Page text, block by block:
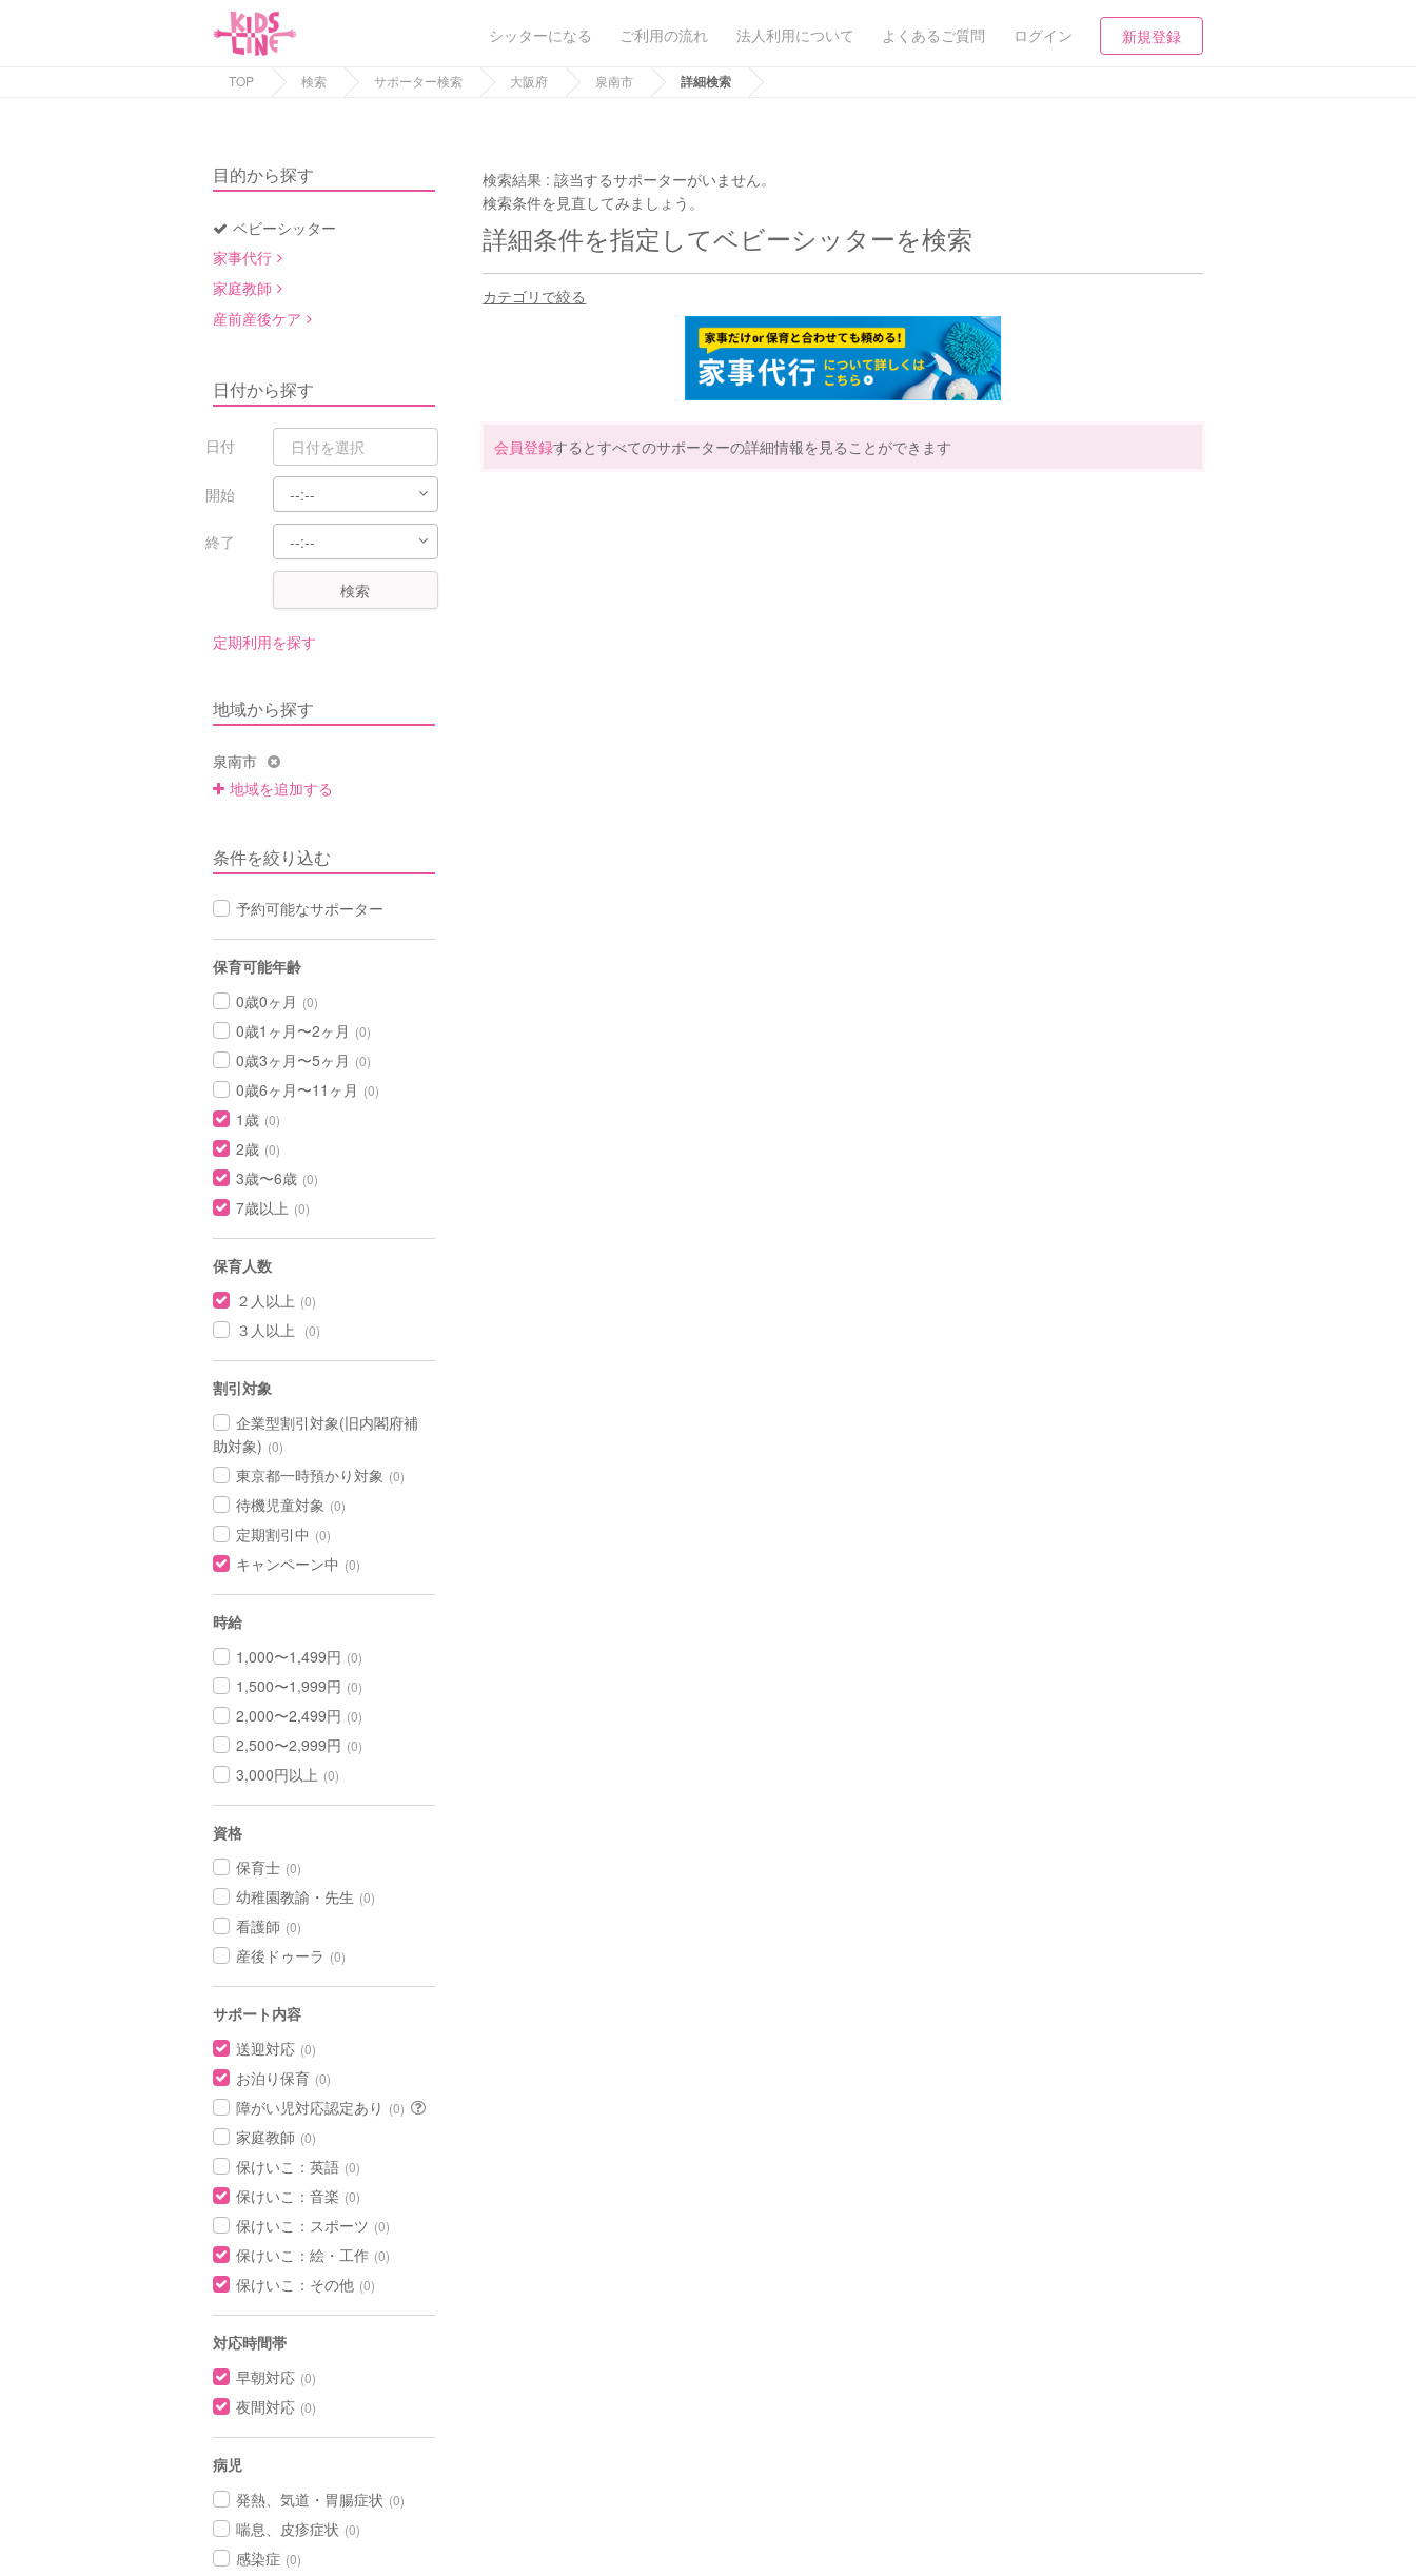
シッターになる ご利用の流れ 法人利用について よくあるご質問 ログイン 新規登録
TOP 検索 サポーター検索 大阪府 泉南市 詳細検索
目的から探す
ベビーシッター
家事代行
家庭教師
産前産後ケア
日付から探す
日付
開始
終了
検索
定期利用を探す
地域から探す
泉南市
地域を追加する
条件を絞り込む
予約可能なサポーター
保育可能年齢
0歳0ヶ月 (0)
0歳1ヶ月〜2ヶ月 (0)
0歳3ヶ月〜5ヶ月 (0)
0歳6ヶ月〜11ヶ月 (0)
1歳 (0)
2歳 (0)
3歳〜6歳 (0)
7歳以上 (0)
保育人数
２人以上 (0)
３人以上 (0)
割引対象
企業型割引対象(旧内閣府補
助対象) (0)
東京都一時預かり対象 (0)
待機児童対象 (0)
定期割引中 (0)
キャンペーン中 (0)
時給
1,000〜1,499円 (0)
1,500〜1,999円 (0)
2,000〜2,499円 (0)
2,500〜2,999円 (0)
3,000円以上 (0)
資格
保育士 (0)
幼稚園教諭・先生 (0)
看護師 (0)
産後ドゥーラ (0)
サポート内容
送迎対応 (0)
お泊り保育 (0)
障がい児対応認定あり (0)
家庭教師 (0)
保けいこ：英語 (0)
保けいこ：音楽 (0)
保けいこ：スポーツ (0)
保けいこ：絵・工作 (0)
保けいこ：その他 (0)
対応時間帯
早朝対応 (0)
夜間対応 (0)
病児
発熱、気道・胃腸症状 (0)
喘息、皮疹症状 (0)
感染症 (0)
検索結果 :該当するサポーターがいません。
検索条件を見直してみましょう。
詳細条件を指定してベビーシッターを検索
カテゴリで絞る
会員登録するとすべてのサポーターの詳細情報を見ることができます